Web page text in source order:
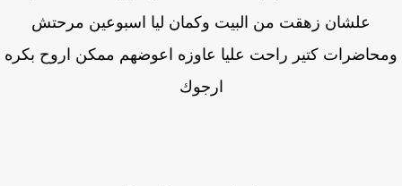
علشان زهقت من البيت وكمان ليا اسبوعين مرحتش
كتير راحت عليا عاوزه اعوضهم ممكن اروح بكره
ارجوك